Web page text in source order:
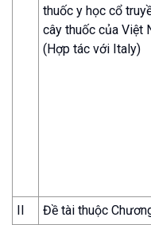
thuốc y học cổ
cây thuốc của Việt
(Hợp tác với Italy)
II
Đề tài thuộc